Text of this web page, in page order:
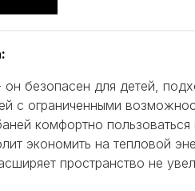
безопасен для детей,
с ограниченными
комфортно
экономить на тепловой
пространство не